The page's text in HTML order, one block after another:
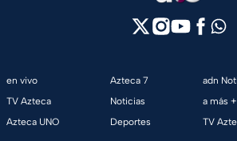
en vivo
TV Azteca
Azteca UNO
Azteca 7
Noticias
Deportes
adn
a más +
TV